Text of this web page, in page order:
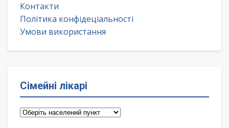
Контакти
Політика конфідеціальності
Умови використання
Сімейні лікарі
Сімейні